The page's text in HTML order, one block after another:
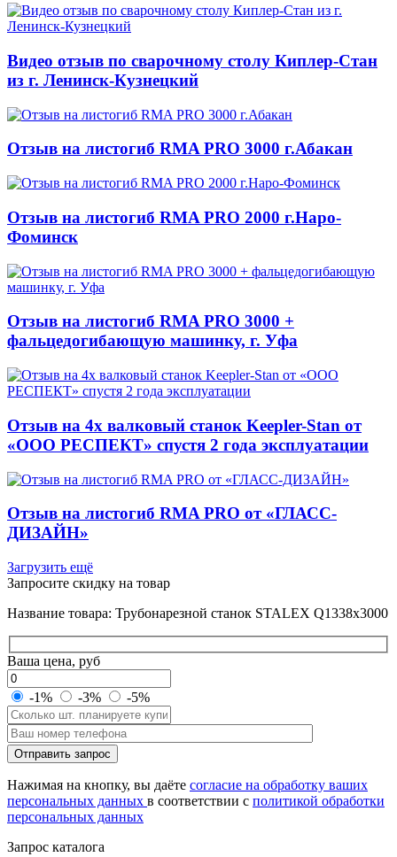
Видео отзыв по сварочному столу Киплер-Стан
из г. Ленинск-Кузнецкий
Отзыв на листогиб RMA PRO 3000 г.Абакан
Отзыв на листогиб RMA PRO 2000 г.Наро-
Фоминск
Отзыв на листогиб RMA PRO 3000 +
фальцедогибающую машинку, г. Уфа
Отзыв на 4х валковый станок Keepler-Stan от
«ООО РЕСПЕКТ» спустя 2 года эксплуатации
Отзыв на листогиб RMA PRO от «ГЛАСС-
ДИЗАЙН»
Загрузить ещё
Запросите скидку на товар
Название товара: Трубонарезной станок STALEX Q1338x3000
Ваша цена, руб
-1% -3% -5%
Оставьте
это
поле
пустым.
Отправить запрос
Нажимая на кнопку, вы даёте согласие на обработку ваших
персональных данных в соответствии с политикой обработки
персональных данных
Запрос каталога